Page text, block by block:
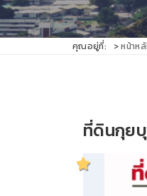
คุณอยู่ที่: หน้าห
ที่ดินกุย